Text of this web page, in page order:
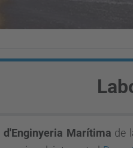
d'Enginyeria Marítima de